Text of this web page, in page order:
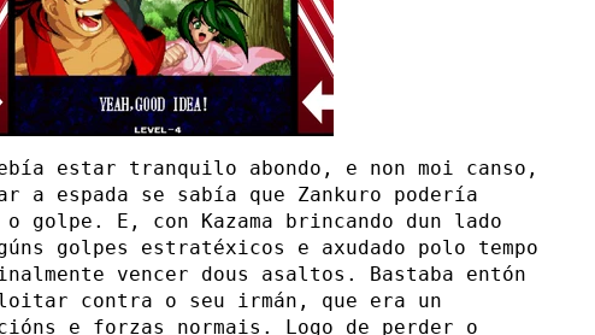
estar tranquilo abondo, e non moi canso,
a espada se sabía que Zankuro podería
golpe. E, con Kazama brincando dun lado
golpes estratéxicos e axudado polo tempo
vencer dous asaltos. Bastaba entón
contra o seu irmán, que era un
e forzas normais. Logo de perder o